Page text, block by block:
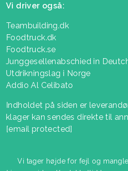
Vi driver også:
Teambuilding.dk
Foodtruck.dk
Foodtruck.se
Junggesellenabschied in
Utdrikningslag i Norge
Addio Al Celibato
Indholdet på siden er
klager kan sendes direkte til
[email protected]
Vi tager højde for fejl og